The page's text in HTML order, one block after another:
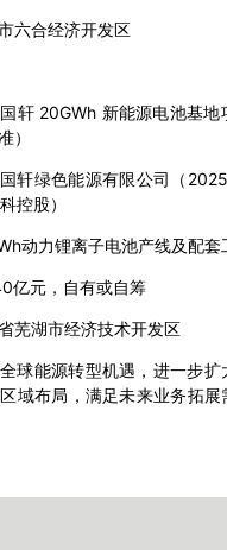
六合经济开发区
轩 20GWh 新能源电池基地
）
轩绿色能源有限公司（
控股）
动力锂离子电池产线及配套
亿元，自有或自筹
芜湖市经济技术开发区
球能源转型机遇，进一步扩
域布局，满足未来业务拓